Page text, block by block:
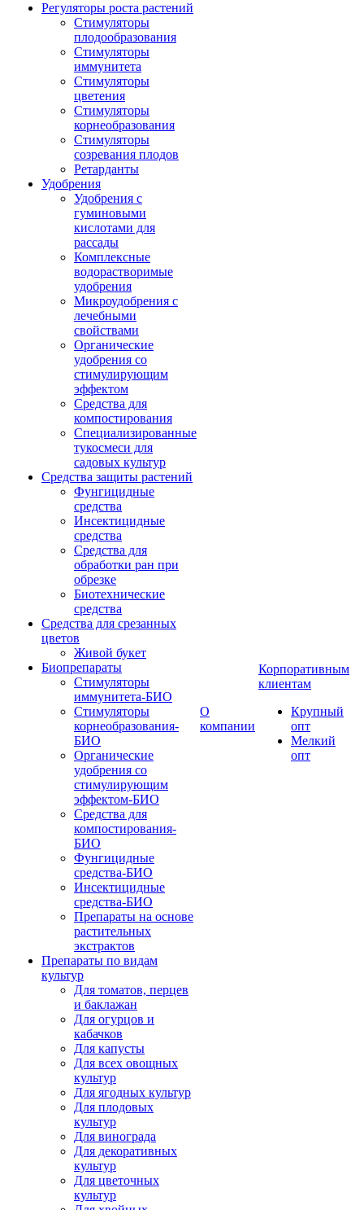
Регуляторы роста растений
Стимуляторы
плодообразования
Стимуляторы
иммунитета
Стимуляторы
цветения
Стимуляторы
корнеобразования
Стимуляторы
созревания плодов
Ретарданты
Удобрения
Удобрения с
гуминовыми
кислотами для
рассады
Комплексные
водорастворимые
удобрения
Микроудобрения с
лечебными
свойствами
Органические
удобрения со
стимулирующим
эффектом
Средства для
компостирования
Специализированные
тукосмеси для
садовых культур
Средства защиты растений
Фунгицидные
средства
Инсектицидные
средства
Средства для
обработки ран при
обрезке
Биотехнические
средства
Средства для срезанных
цветов
Живой букет
Биопрепараты
Стимуляторы
иммунитета-БИО
Стимуляторы
корнеобразования-
БИО
Органические
удобрения со
стимулирующим
эффектом-БИО
Средства для
компостирования-
БИО
Фунгицидные
средства-БИО
Инсектицидные
средства-БИО
Препараты на основе
растительных
экстрактов
Препараты по видам
культур
Для томатов, перцев
и баклажан
Для огурцов и
кабачков
Для капусты
Для всех овощных
культур
Для ягодных культур
Для плодовых
культур
Для винограда
Для декоративных
культур
Для цветочных
культур
О
компании
Корпоративным
клиентам
Крупный
опт
Мелкий
опт